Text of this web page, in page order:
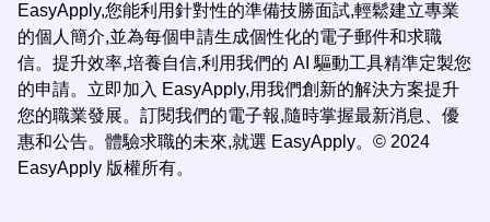
EasyApply,您能利用針對性的準備技勝面試,輕鬆建立專業
的個人簡介,並為每個申請生成個性化的電子郵件和求職
信。提升效率,培養自信,利用我們的 AI 驅動工具精準定製您
的申請。立即加入 EasyApply,用我們創新的解決方案提升
您的職業發展。訂閱我們的電子報,隨時掌握最新消息、優
惠和公告。體驗求職的未來,就選 EasyApply。© 2024
EasyApply 版權所有。